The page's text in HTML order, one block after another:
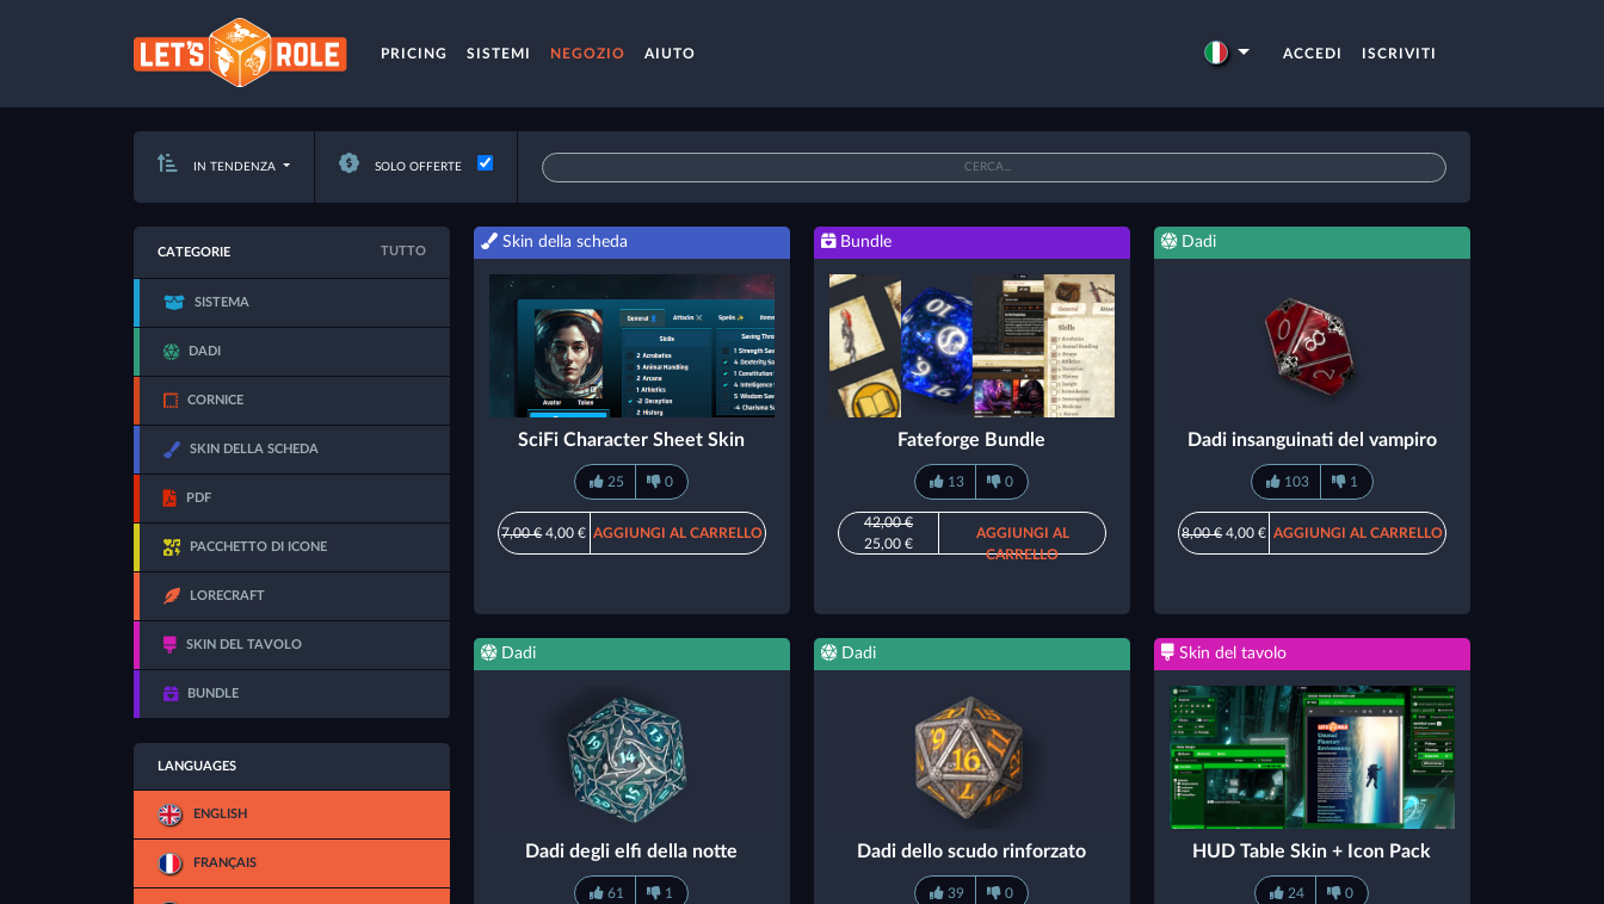
PRICING SISTEMI NEGOZIO AIUTO ACCEDI ISCRIVITI
IN TENDENZA SOLO OFFERTE
CATEGORIE TUTTO
SISTEMA
DADI
CORNICE
SKIN DELLA SCHEDA
PDF
PACCHETTO DI ICONE
LORECRAFT
SKIN DEL TAVOLO
BUNDLE
LANGUAGES
ENGLISH
FRANÇAIS
Skin della scheda
SciFi Character Sheet Skin
25 0
7,00 €4,00 € AGGIUNGI AL CARRELLO
Bundle
Fateforge Bundle
13 0
42,00 €
25,00 €
AGGIUNGI AL
CARRELLO
Dadi
Dadi insanguinati del vampiro
103 1
8,00 €4,00 € AGGIUNGI AL CARRELLO
Dadi
Dadi degli elfi della notte
61 1
Dadi
Dadi dello scudo rinforzato
39 0
Skin del tavolo
HUD Table Skin + Icon Pack
24 0